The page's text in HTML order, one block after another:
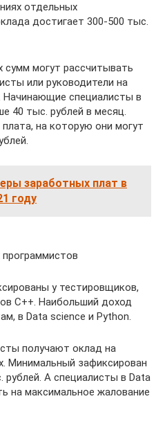
отдельных
достигает 300-500 тыс.
сумм могут рассчитывать
или руководители на
специалисты в
40 тыс. рублей в месяц.
на которую они могут
заработных плат в
году
у тестировщиков,
C++. Наибольший доход
в Data science и Python.
получают оклад на
Минимальный зафиксирован
А специалисты в Data
на максимальное жалование